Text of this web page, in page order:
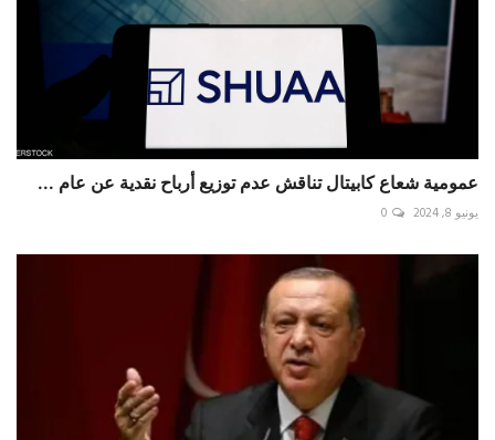
عمومية شعاع كابيتال تناقش عدم توزيع أرباح نقدية عن عام ...
يونيو 8, 2024 0